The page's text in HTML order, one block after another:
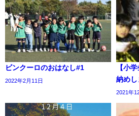
ビンクーロのおはなし#1
2022年2月11日
【小
納めし
2021年